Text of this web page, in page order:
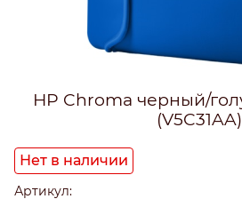
HP Chroma черный/
(V5C31AA)
Нет в наличии
Артикул: